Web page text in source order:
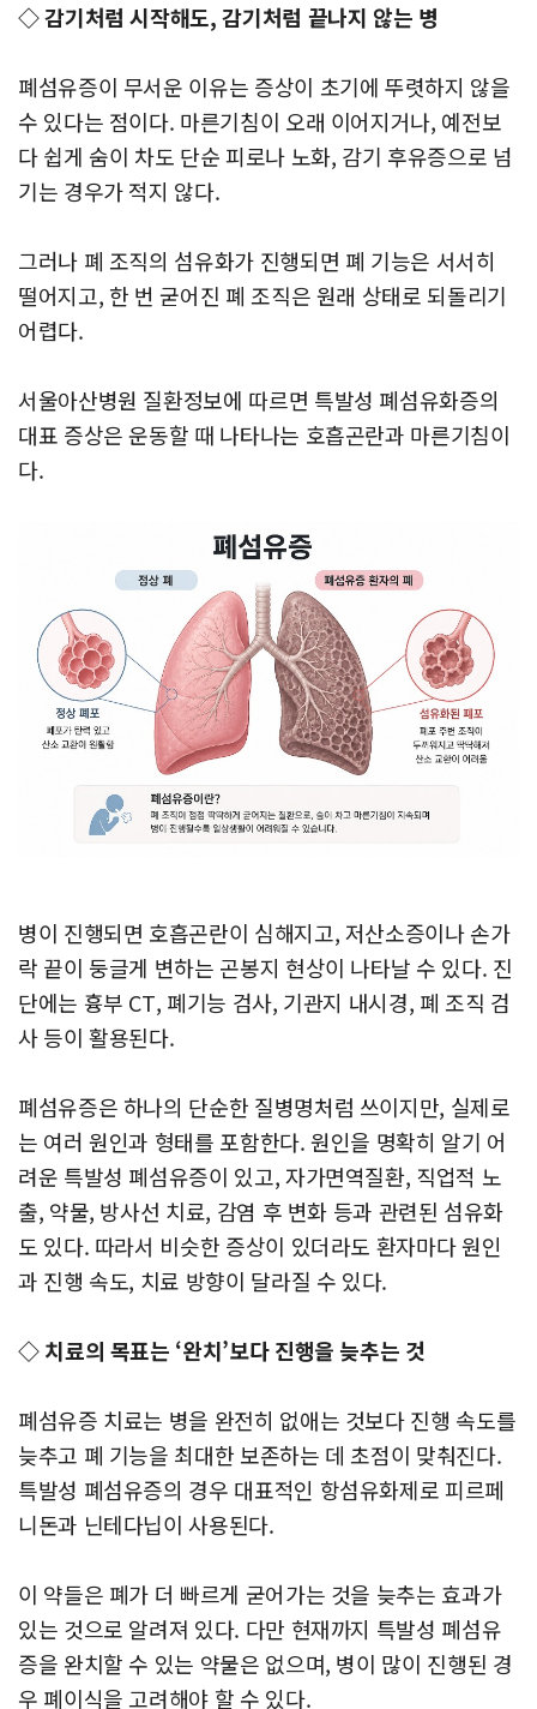
◇ 감기처럼 시작해도, 감기처럼 끝나지 않는 병
폐섬유증이 무서운 이유는 증상이 초기에 뚜렷하지 않을
수 있다는 점이다. 마른기침이 오래 이어지거나, 예전보
다 쉽게 숨이 차도 단순 피로나 노화, 감기 후유증으로 넘
기는 경우가 적지 않다.
그러나 폐 조직의 섬유화가 진행되면 폐 기능은 서서히
떨어지고, 한 번 굳어진 폐 조직은 원래 상태로 되돌리기
어렵다.
서울아산병원 질환정보에 따르면 특발성 폐섬유화증의
대표 증상은 운동할 때 나타나는 호흡곤란과 마른기침이
다.
병이 진행되면 호흡곤란이 심해지고, 저산소증이나 손가
락 끝이 둥글게 변하는 곤봉지 현상이 나타날 수 있다. 진
단에는 흉부 CT, 폐기능 검사, 기관지 내시경, 폐 조직 검
사 등이 활용된다.
폐섬유증은 하나의 단순한 질병명처럼 쓰이지만, 실제로
는 여러 원인과 형태를 포함한다. 원인을 명확히 알기 어
려운 특발성 폐섬유증이 있고, 자가면역질환, 직업적 노
출, 약물, 방사선 치료, 감염 후 변화 등과 관련된 섬유화
도 있다. 따라서 비슷한 증상이 있더라도 환자마다 원인
과 진행 속도, 치료 방향이 달라질 수 있다.
◇ 치료의 목표는 ‘완치’보다 진행을 늦추는 것
폐섬유증 치료는 병을 완전히 없애는 것보다 진행 속도를
늦추고 폐 기능을 최대한 보존하는 데 초점이 맞춰진다.
특발성 폐섬유증의 경우 대표적인 항섬유화제로 피르페
니돈과 닌테다닙이 사용된다.
이 약들은 폐가 더 빠르게 굳어가는 것을 늦추는 효과가
있는 것으로 알려져 있다. 다만 현재까지 특발성 폐섬유
증을 완치할 수 있는 약물은 없으며, 병이 많이 진행된 경
우 폐이식을 고려해야 할 수 있다.